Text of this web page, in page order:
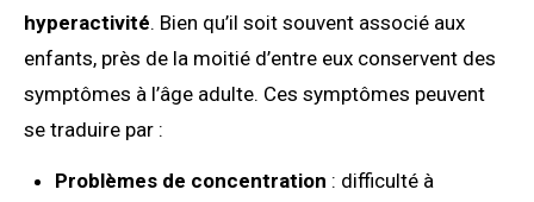
hyperactivité. Bien qu’il soit souvent associé aux
enfants, près de la moitié d’entre eux conservent des
symptômes à l’âge adulte. Ces symptômes peuvent
se traduire par :
Problèmes de concentration : difficulté à